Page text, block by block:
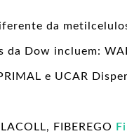
da
da Dow incluem:
e UCAR
FIBEREGO